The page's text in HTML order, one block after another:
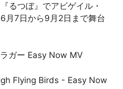
るつぼ』でアビゲイル・
月7日から9月2日まで舞台
ガー Easy Now MV